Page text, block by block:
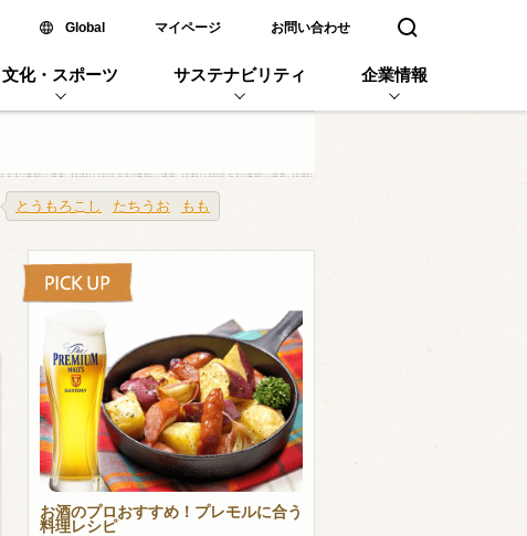
Global新しいウィンドウで開く
マイページ お問い合わせ 検索窓を開く
文化・スポーツ サステナビリティ 企業情報
とうもろこし たちうお もも
お酒のプロおすすめ！プレモルに合う
料理レシピ